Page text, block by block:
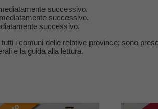
successivo.
successivo.
successivo.
i comuni delle relative province; sono
e la guida alla lettura.